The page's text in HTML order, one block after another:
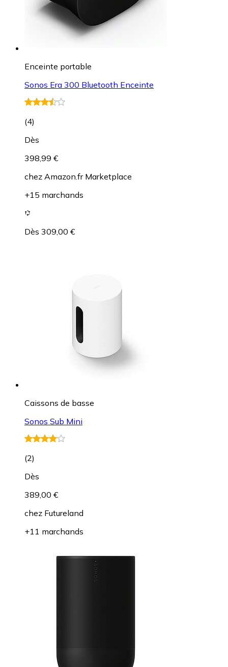
Enceinte portable
Sonos Era 300 Bluetooth Enceinte
(4)
Dès
398,99 €
chez Amazon.fr Marketplace
+15 marchands
Dès 309,00 €
Caissons de basse
Sonos Sub Mini
(2)
Dès
389,00 €
chez Futureland
+11 marchands